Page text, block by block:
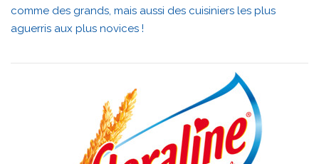
comme des grands, mais aussi des cuisiniers les plus
aguerris aux plus novices !